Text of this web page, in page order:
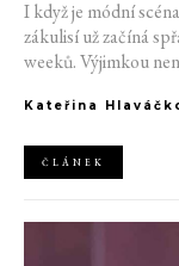
I když je módní
zákulisí už začíná
weeků. Výjimkou
22. do 28. září
Moschino.
Kateřina
ČLÁNEK